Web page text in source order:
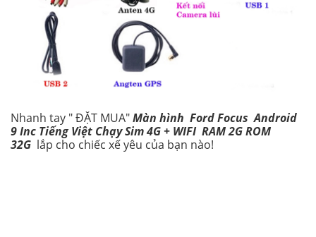
Nhanh tay " ĐẶT MUA"Màn hình Ford Focus Android
9 Inc Tiếng Việt Chạy Sim 4G + WIFI RAM 2G ROM
32G lắp cho chiếc xế yêu của bạn nào!